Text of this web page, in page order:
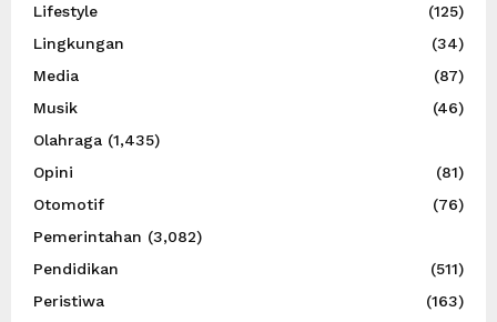
Lifestyle
(125)
Lingkungan
(34)
Media
(87)
Musik
(46)
Olahraga (1,435)
Opini
(81)
Otomotif
(76)
Pemerintahan (3,082)
Pendidikan
(511)
Peristiwa
(163)